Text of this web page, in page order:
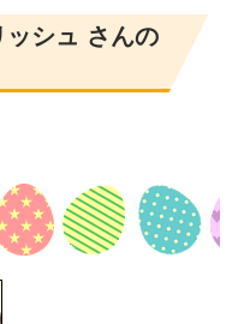
シュ さんの